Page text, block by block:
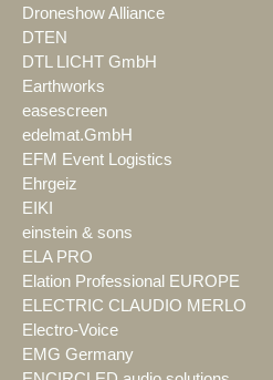
Droneshow Alliance
DTEN
DTL LICHT GmbH
Earthworks
easescreen
edelmat.GmbH
EFM Event Logistics
Ehrgeiz
EIKI
einstein & sons
ELA PRO
Elation Professional EUROPE
ELECTRIC CLAUDIO MERLO
Electro-Voice
EMG Germany